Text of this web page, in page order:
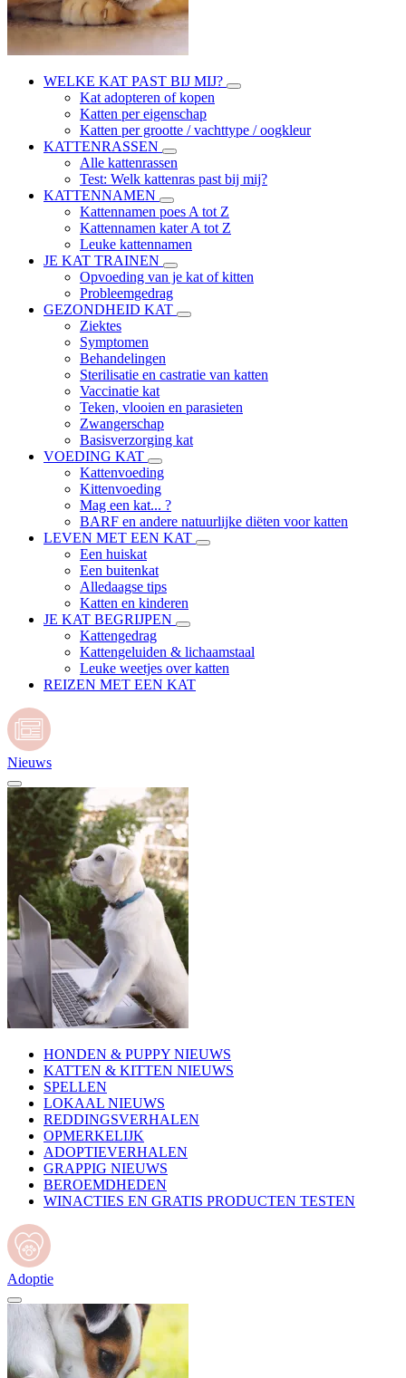
WELKE KAT PAST BIJ MIJ?
Kat adopteren of kopen
Katten per eigenschap
Katten per grootte / vachttype / oogkleur
KATTENRASSEN
Alle kattenrassen
Test: Welk kattenras past bij mij?
KATTENNAMEN
Kattennamen poes A tot Z
Kattennamen kater A tot Z
Leuke kattennamen
JE KAT TRAINEN
Opvoeding van je kat of kitten
Probleemgedrag
GEZONDHEID KAT
Ziektes
Symptomen
Behandelingen
Sterilisatie en castratie van katten
Vaccinatie kat
Teken, vlooien en parasieten
Zwangerschap
Basisverzorging kat
VOEDING KAT
Kattenvoeding
Kittenvoeding
Mag een kat... ?
BARF en andere natuurlijke diëten voor katten
LEVEN MET EEN KAT
Een huiskat
Een buitenkat
Alledaagse tips
Katten en kinderen
JE KAT BEGRIJPEN
Kattengedrag
Kattengeluiden & lichaamstaal
Leuke weetjes over katten
REIZEN MET EEN KAT
Nieuws
HONDEN & PUPPY NIEUWS
KATTEN & KITTEN NIEUWS
SPELLEN
LOKAAL NIEUWS
REDDINGSVERHALEN
OPMERKELIJK
ADOPTIEVERHALEN
GRAPPIG NIEUWS
BEROEMDHEDEN
WINACTIES EN GRATIS PRODUCTEN TESTEN
Adoptie